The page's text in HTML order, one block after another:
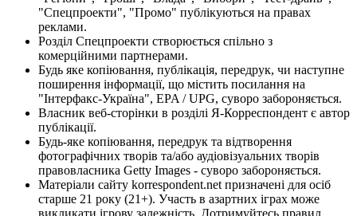
"Спецпроекти", "Промо" публікуються на правах
реклами.
Розділ Спецпроекти створюється спільно з
комерційними партнерами.
Будь яке копіювання, публікація, передрук, чи наступне
поширення інформації, що містить посилання на
"Інтерфакс-Україна", EPA / UPG, суворо забороняється.
Власник веб-сторінки в розділі Я-Корреспондент є автор
публікації.
Будь-яке копіювання, передрук та відтворення
фотографічних творів та/або аудіовізуальних творів
правовласника Getty Images - суворо забороняється.
Матеріали сайту korrespondent.net призначені для осіб
старше 21 року (21+). Участь в азартних іграх може
викликати ігрову залежність. Дотримуйтесь правил